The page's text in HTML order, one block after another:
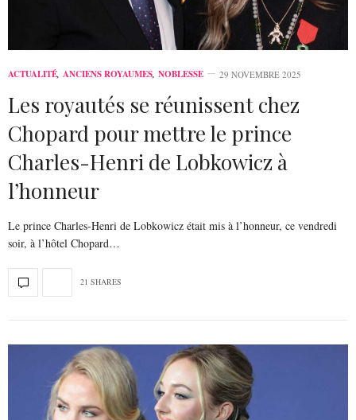
ACTUALITÉ, ANCIENS ROYAUMES, NOBLESSE 29 NOVEMBRE 2025
Les royautés se réunissent chez
Chopard pour mettre le prince
Charles-Henri de Lobkowicz à
l’honneur
Le prince Charles-Henri de Lobkowicz était mis à l’honneur, ce vendredi
soir, à l’hôtel Chopard…
21 SHARES